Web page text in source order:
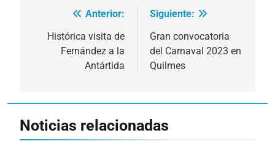
Navegación
entradas
Anterior:
Histórica visita de
Fernández a la
Antártida
Siguiente:
Gran convocatoria
del Carnaval 2023 en
Quilmes
Noticias relacionadas